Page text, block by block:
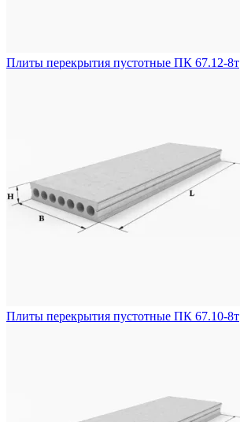
Плиты перекрытия пустотные ПК 67.12-8т
Плиты перекрытия пустотные ПК 67.10-8т